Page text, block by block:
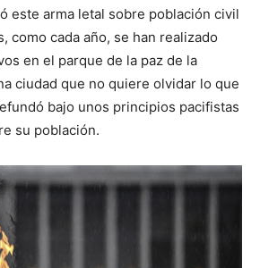
este arma letal sobre población civil
como cada año, se han realizado
en el parque de la paz de la
ciudad que no quiere olvidar lo que
bajo unos principios pacifistas
su población.